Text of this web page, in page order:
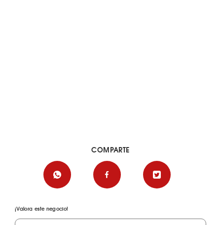
¡Valora este negocio!
COMPARTE